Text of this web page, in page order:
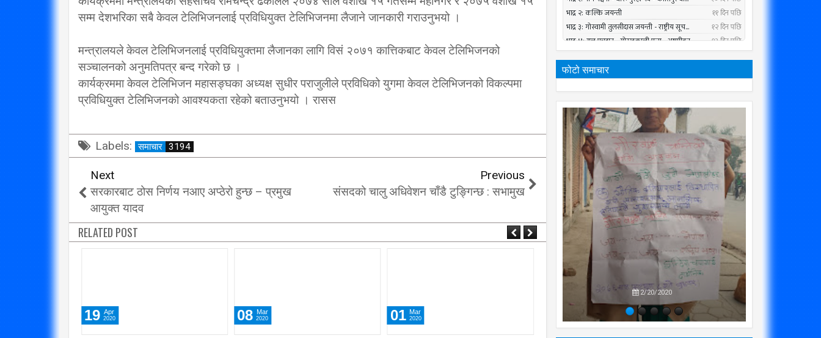
सम्म देशभरिका सबै केवल टेलिभिजनलाई प्रविधियुक्त टेलिभिजनमा लैजाने जानकारी गराउनुभयो ।
मन्त्रालयले केवल टेलिभिजनलाई प्रविधियुक्तमा लैजानका लागि विसं २०७१ कात्तिकबाट केवल टेलिभिजनको
सञ्चालनको अनुमतिपत्र बन्द गरेको छ ।
कार्यक्रममा केवल टेलिभिजन महासङ्घका अध्यक्ष सुधीर पराजुलीले प्रविधिको युगमा केवल टेलिभिजनको विकल्पमा
प्रविधियुक्त टेलिभिजनको आवश्यकता रहेको बताउनुभयो । रासस
Labels: समाचार 3194
Next
सरकारबाट ठोस निर्णय नआए अप्ठेरो हुन्छ – प्रमुख
आयुक्त यादव
Previous
संसदको चालु अधिवेशन चाँडै टुङ्गिन्छ : सभामुख
RELATED POST
19 Apr
2020 08 Mar
2020 01 Mar
2020 30 2020
फोटो समाचार
विप्लव समूह संविधानको
दायराभित्र आएर हिँड्नुको
सरकारलाई विप्लव चुनौति, के
‘कम्युनिस्टको खोल ओढेका
पुराना पार्टीहरु चक्रपथमा
2/20/2020